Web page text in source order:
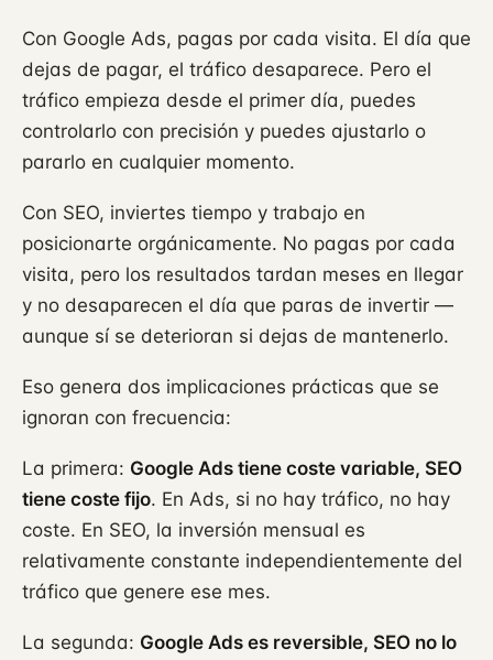
Con Google Ads, pagas por cada visita. El día que
dejas de pagar, el tráfico desaparece. Pero el
tráfico empieza desde el primer día, puedes
controlarlo con precisión y puedes ajustarlo o
pararlo en cualquier momento.
Con SEO, inviertes tiempo y trabajo en
posicionarte orgánicamente. No pagas por cada
visita, pero los resultados tardan meses en llegar
y no desaparecen el día que paras de invertir —
aunque sí se deterioran si dejas de mantenerlo.
Eso genera dos implicaciones prácticas que se
ignoran con frecuencia:
La primera: Google Ads tiene coste variable, SEO
tiene coste fijo. En Ads, si no hay tráfico, no hay
coste. En SEO, la inversión mensual es
relativamente constante independientemente del
tráfico que genere ese mes.
La segunda: Google Ads es reversible, SEO no lo